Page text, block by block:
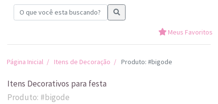
Meus Favoritos
Página Inicial Itens de Decoração Produto: #bigode
Itens Decorativos para festa
Produto: #bigode